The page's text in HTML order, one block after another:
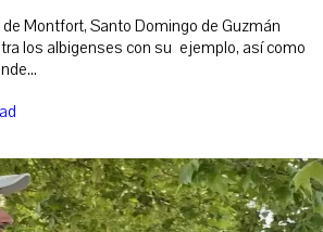
Montfort, Santo Domingo de Guzmán
los albigenses con su ejemplo, así como